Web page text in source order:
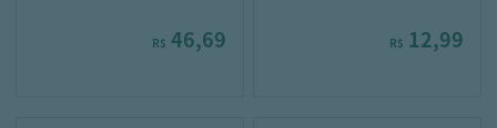
R$ 46,69 R$ 12,99